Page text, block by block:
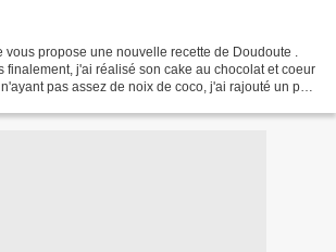
propose une nouvelle recette de Doudoute .
finalement, j'ai réalisé son cake au chocolat et coeur
pas assez de noix de coco, j'ai rajouté un peu